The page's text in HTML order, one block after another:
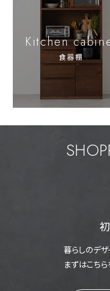
Kitchen
食器棚
暮らしのデ
まずはこち